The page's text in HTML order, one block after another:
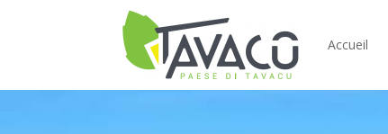
Accueil